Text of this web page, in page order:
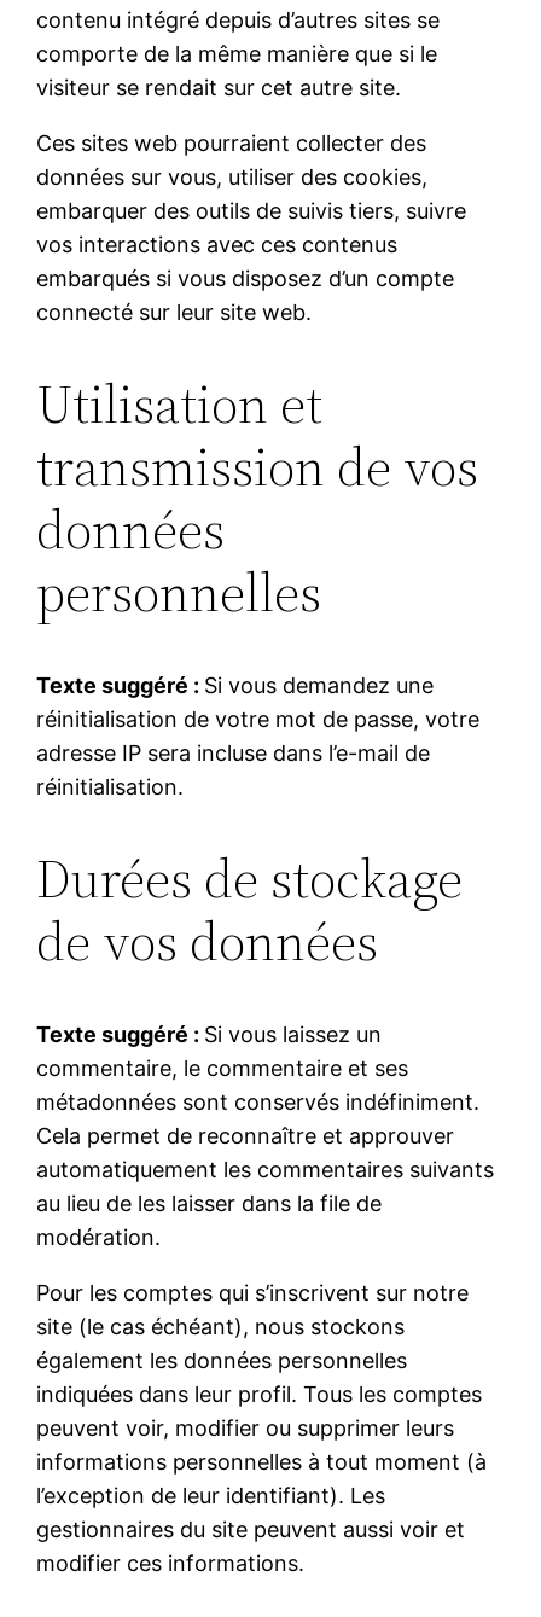
contenu intégré depuis d’autres sites se
comporte de la même manière que si le
visiteur se rendait sur cet autre site.
Ces sites web pourraient collecter des
données sur vous, utiliser des cookies,
embarquer des outils de suivis tiers, suivre
vos interactions avec ces contenus
embarqués si vous disposez d’un compte
connecté sur leur site web.
Utilisation et
transmission de vos
données
personnelles
Texte suggéré : Si vous demandez une
réinitialisation de votre mot de passe, votre
adresse IP sera incluse dans l’e-mail de
réinitialisation.
Durées de stockage
de vos données
Texte suggéré : Si vous laissez un
commentaire, le commentaire et ses
métadonnées sont conservés indéfiniment.
Cela permet de reconnaître et approuver
automatiquement les commentaires suivants
au lieu de les laisser dans la file de
modération.
Pour les comptes qui s’inscrivent sur notre
site (le cas échéant), nous stockons
également les données personnelles
indiquées dans leur profil. Tous les comptes
peuvent voir, modifier ou supprimer leurs
informations personnelles à tout moment (à
l’exception de leur identifiant). Les
gestionnaires du site peuvent aussi voir et
modifier ces informations.